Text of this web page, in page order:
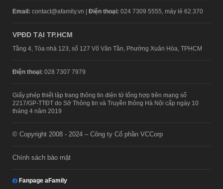
Email: contact@afamily.vn | Điện thoại: 024 7309 5555, máy lẻ 62.370
VPĐD TẠI TP.HCM
Tầng 4, Tòa nhà 123, số 127 Võ Văn Tần, Phường Xuân Hòa, TPHCM
Điện thoại: 028 7307 7979
Giấy phép thiết lập trang thông tin điện tử tổng hợp trên mạng số
2217/GP-TTĐT do Sở Thông tin và Truyền thông Hà Nội cấp ngày 10
tháng 4 năm 2019
© Copyright 2008 - 2024 – Công ty Cổ phần VCCorp
Chính sách bảo mật
Fanpage aFamily